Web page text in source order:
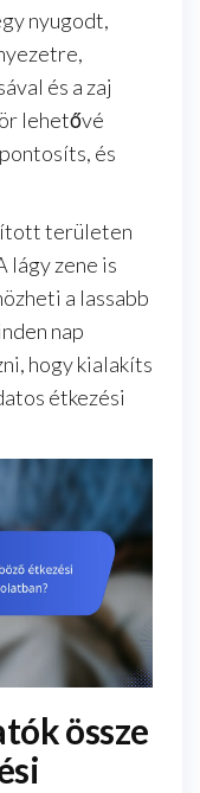
nyugodt,
és a zaj
lehetővé
és
területen
lágy zene is
a lassabb
nap
hogy kialakíts
étkezési
össze